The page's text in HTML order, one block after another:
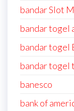
bandar Slot
bandar togel
bandar togel
bandar togel
banesco
bank of